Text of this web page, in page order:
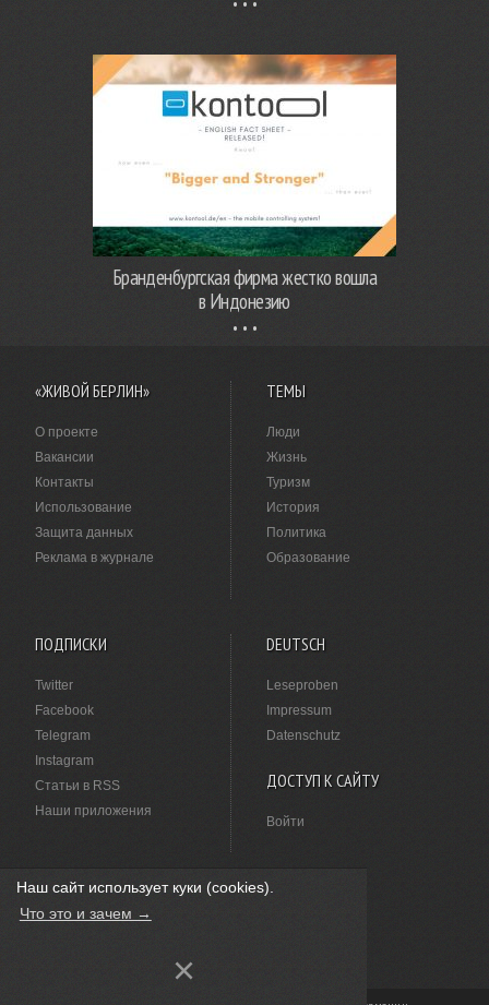
Наш сайт использует куки (cookies).
Что это и зачем →
×
Бранденбургская фирма жестко вошла
в Индонезию
«ЖИВОЙ БЕРЛИН»
О проекте
Вакансии
Контакты
Использование
Защита данных
Реклама в журнале
ТЕМЫ
Люди
Жизнь
Туризм
История
Политика
Образование
ПОДПИСКИ
Twitter
Facebook
Telegram
Instagram
Статьи в RSS
Наши приложения
DEUTSCH
Leseproben
Impressum
Datenschutz
ДОСТУП К САЙТУ
Войти
НАШЛИ ОПЕЧАТКУ?